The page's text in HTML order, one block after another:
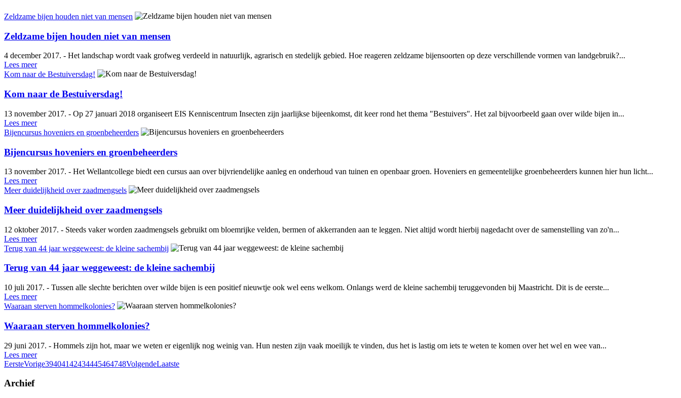
Zeldzame bijen houden niet van mensen
Zeldzame bijen houden niet van mensen
4 december 2017. - Het landschap wordt vaak grofweg verdeeld in natuurlijk, agrarisch en stedelijk gebied. Hoe reageren zeldzame bijensoorten op deze verschillende vormen van landgebruik?...
Lees meer
Kom naar de Bestuiversdag!
Kom naar de Bestuiversdag!
13 november 2017. - Op 27 januari 2018 organiseert EIS Kenniscentrum Insecten zijn jaarlijkse bijeenkomst, dit keer rond het thema "Bestuivers". Het zal bijvoorbeeld gaan over wilde bijen in...
Lees meer
Bijencursus hoveniers en groenbeheerders
Bijencursus hoveniers en groenbeheerders
13 november 2017. - Het Wellantcollege biedt een cursus aan over bijvriendelijke aanleg en onderhoud van tuinen en openbaar groen. Hoveniers en gemeentelijke groenbeheerders kunnen hier hun licht...
Lees meer
Meer duidelijkheid over zaadmengsels
Meer duidelijkheid over zaadmengsels
12 oktober 2017. - Steeds vaker worden zaadmengsels gebruikt om bloemrijke velden, bermen of akkerranden aan te leggen. Niet altijd wordt hierbij nagedacht over de samenstelling van zo'n...
Lees meer
Terug van 44 jaar weggeweest: de kleine sachembij
Terug van 44 jaar weggeweest: de kleine sachembij
10 juli 2017. - Tussen alle slechte berichten over wilde bijen is een positief nieuwtje ook wel eens welkom. Onlangs werd de kleine sachembij teruggevonden bij Maastricht. Dit is de eerste...
Lees meer
Waaraan sterven hommelkolonies?
Waaraan sterven hommelkolonies?
29 juni 2017. - Hommels zijn hot, maar we weten er eigenlijk nog weinig van. Hun nesten zijn vaak moeilijk te vinden, dus het is lastig om iets te weten te komen over het wel en wee van...
Lees meer
EersteVorige39404142434445464748VolgendeLaatste
Archief